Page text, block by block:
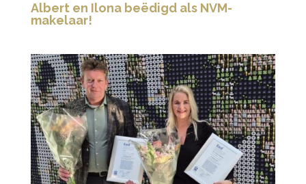
Albert en Ilona beëdigd als NVM-
makelaar!